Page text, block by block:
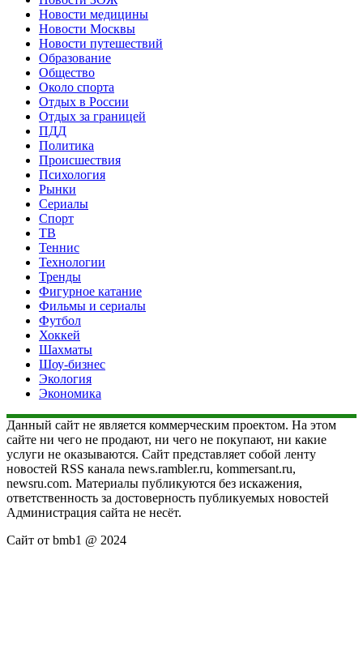
Новости медицины
Новости Москвы
Новости путешествий
Образование
Общество
Около спорта
Отдых в России
Отдых за границей
ПДД
Политика
Происшествия
Психология
Рынки
Сериалы
Спорт
ТВ
Теннис
Технологии
Тренды
Фигурное катание
Фильмы и сериалы
Футбол
Хоккей
Шахматы
Шоу-бизнес
Экология
Экономика
Данный сайт не является коммерческим проектом. На этом
сайте ни чего не продают, ни чего не покупают, ни какие
услуги не оказываются. Сайт представляет собой ленту
новостей RSS канала news.rambler.ru, kommersant.ru,
newsru.com. Материалы публикуются без искажения,
ответственность за достоверность публикуемых новостей
Администрация сайта не несёт.
Сайт от bmb1 @ 2024